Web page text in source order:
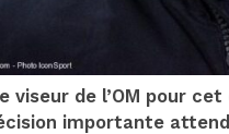
viseur de l’OM pour
importante